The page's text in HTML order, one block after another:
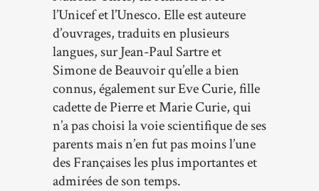
l’Unicef et l’Unesco. Elle est auteure
d’ouvrages, traduits en plusieurs
langues, sur Jean-Paul Sartre et
Simone de Beauvoir qu’elle a bien
connus, également sur Eve Curie, fille
cadette de Pierre et Marie Curie, qui
n’a pas choisi la voie scientifique de ses
parents mais n’en fut pas moins l’une
des Françaises les plus importantes et
admirées de son temps.